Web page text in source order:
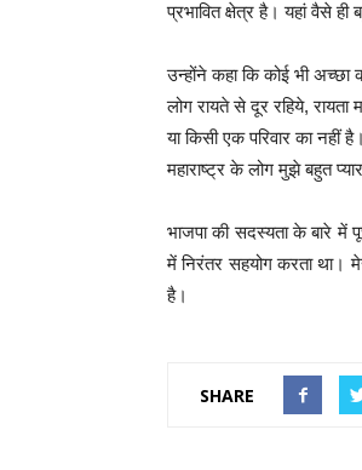
प्रभावित क्षेत्र है। यहां वैसे
उन्होंने कहा कि कोई भी
लोग रायते से दूर रहिये,
या किसी एक परिवार का नहीं
महाराष्ट्र के लोग मुझे बहुत
भाजपा की सदस्यता के बारे में
में निरंतर सहयोग करता था।
है।
SHARE